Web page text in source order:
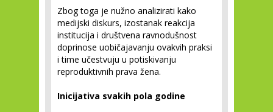
Zbog toga je nužno analizirati kako
medijski diskurs, izostanak reakcija
institucija i društvena ravnodušnost
doprinose uobičajavanju ovakvih praksi
i time učestvuju u potiskivanju
reproduktivnih prava žena.
Inicijativa svakih pola godine